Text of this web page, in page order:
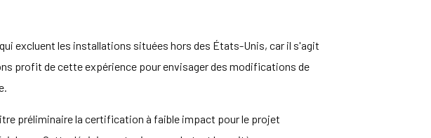
excluent les installations situées hors des États-Unis, car il s'agit
profit de cette expérience pour envisager des modifications de
préliminaire la certification à faible impact pour le projet